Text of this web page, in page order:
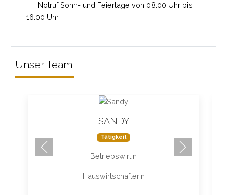
Notruf Sonn- und Feiertage von 08.00 Uhr bis
16.00 Uhr
Unser Team
SANDY
Tätigkeit
Betriebswirtin
Hauswirtschafterin